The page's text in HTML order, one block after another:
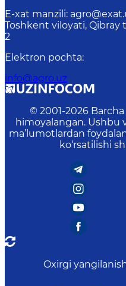
E-xat manzili:
Toshkent viloyati, Qibray
2
Elektron pochta:
info@agro.uz
© 2001-2026
himoyalangan. Ushbu
ma’lumotlardan
ko‘rsatilishi
Oxirgi